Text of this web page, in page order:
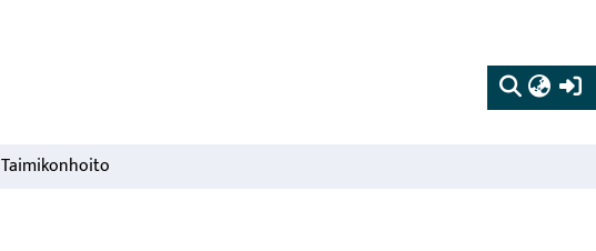
Taimikonhoito